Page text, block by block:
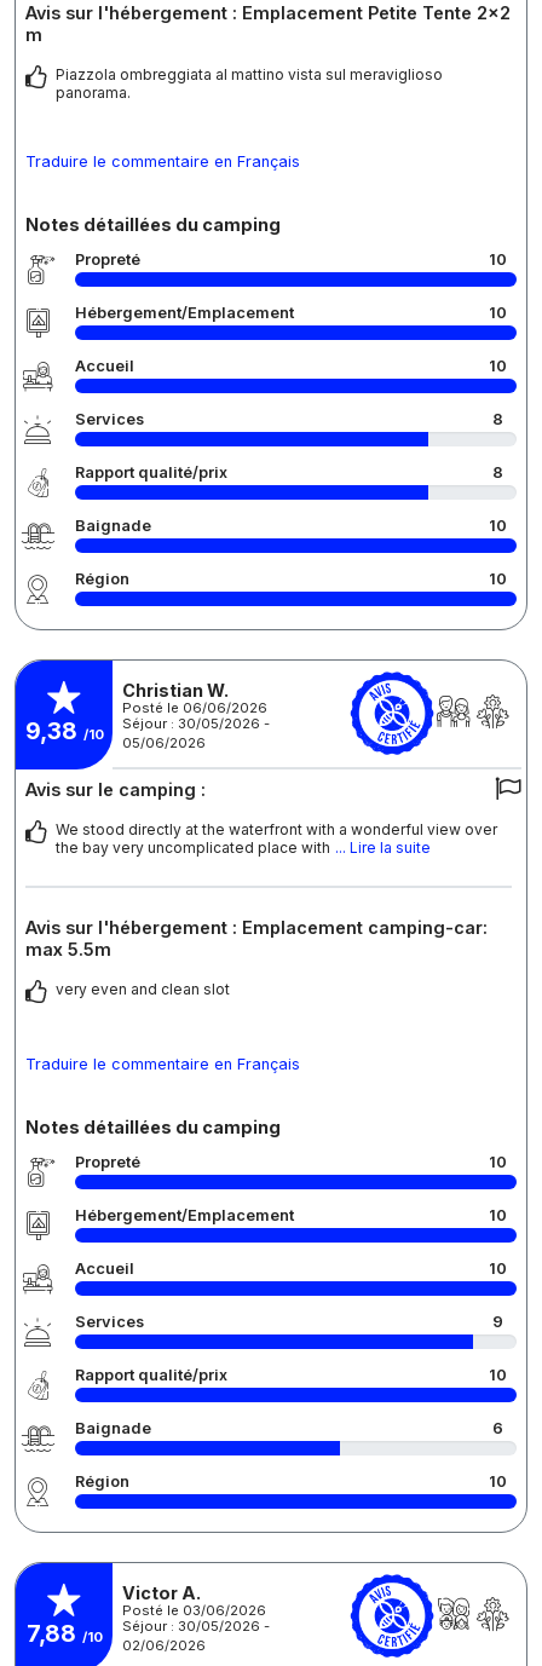
Avis sur l'hébergement : Emplacement Petite Tente 2x2
m
Piazzola ombreggiata al mattino vista sul meraviglioso
panorama.
Traduire le commentaire en Français
Notes détaillées du camping
Propreté 10
Hébergement/Emplacement 10
Accueil 10
Services 8
Rapport qualité/prix 8
Baignade 10
Région 10
9,38 /10
Christian W.
Posté le 06/06/2026
Séjour : 30/05/2026 -
05/06/2026
Avis sur le camping :
We stood directly at the waterfront with a wonderful view over
the bay very uncomplicated place with ... Lire la suite
Avis sur l'hébergement : Emplacement camping-car:
max 5.5m
very even and clean slot
Traduire le commentaire en Français
Notes détaillées du camping
Propreté 10
Hébergement/Emplacement 10
Accueil 10
Services 9
Rapport qualité/prix 10
Baignade 6
Région 10
7,88 /10
Victor A.
Posté le 03/06/2026
Séjour : 30/05/2026 -
02/06/2026